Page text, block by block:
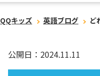
QQキッズ 英語ブログ ど
公開日：2024.11.11